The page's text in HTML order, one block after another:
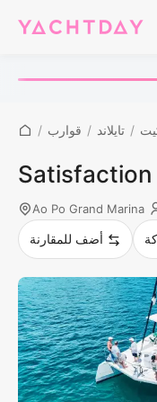
/ قوارب / تايلاند /
Satisfaction
Ao Po Grand Marina
أضف للمقارنة